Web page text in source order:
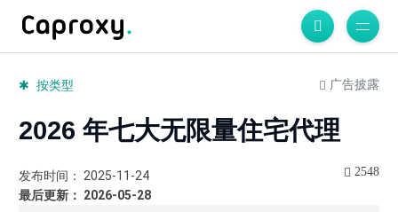
按类型 广告披露
2026 年七大无限量住宅代理
发布时间： 2025-11-24
最后更新： 2026-05-28
2548